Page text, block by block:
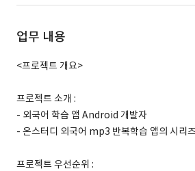
업무 내용
<프로젝트 개요>
프로젝트 소개 :
- 외국어 학습 앱 Android 개발자
- 온스터디 외국어 mp3 반복학습 앱의 시리
프로젝트 우선순위 :